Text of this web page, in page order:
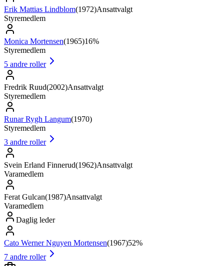
Erik Mattias Lindblom(1972)Ansattvalgt
Styremedlem
Monica Mortensen(1965)16%
Styremedlem
5 andre roller
Fredrik Ruud(2002)Ansattvalgt
Styremedlem
Runar Rygh Langum(1970)
Styremedlem
3 andre roller
Svein Erland Finnerud(1962)Ansattvalgt
Varamedlem
Ferat Gulcan(1987)Ansattvalgt
Varamedlem
Daglig leder
Cato Werner Nguyen Mortensen(1967)52%
7 andre roller